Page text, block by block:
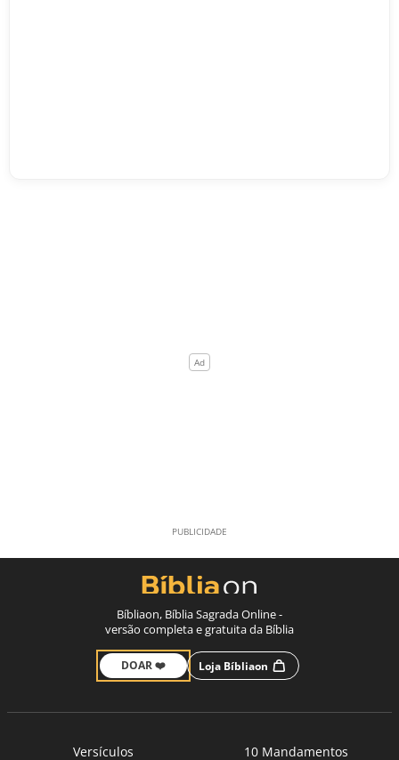
Bíbliaon, Bíblia Sagrada Online -
versão completa e gratuita da Bíblia
DOAR ❤️ Loja Bíbliaon
Versículos
10 Mandamentos